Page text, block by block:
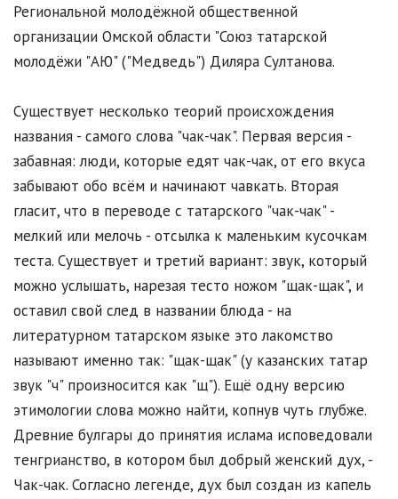
Региональной молодёжной общественной
организации Омской области "Союз татарской
молодёжи "АЮ" ("Медведь") Диляра Султанова.
Существует несколько теорий происхождения
названия - самого слова "чак-чак". Первая версия -
забавная: люди, которые едят чак-чак, от его вкуса
забывают обо всём и начинают чавкать. Вторая
гласит, что в переводе с татарского "чак-чак" -
мелкий или мелочь - отсылка к маленьким кусочкам
теста. Существует и третий вариант: звук, который
можно услышать, нарезая тесто ножом "щак-щак", и
оставил свой след в названии блюда - на
литературном татарском языке это лакомство
называют именно так: "щак-щак" (у казанских татар
звук "ч" произносится как "щ"). Ещё одну версию
этимологии слова можно найти, копнув чуть глубже.
Древние булгары до принятия ислама исповедовали
тенгрианство, в котором был добрый женский дух, -
Чак-чак. Согласно легенде, дух был создан из капель